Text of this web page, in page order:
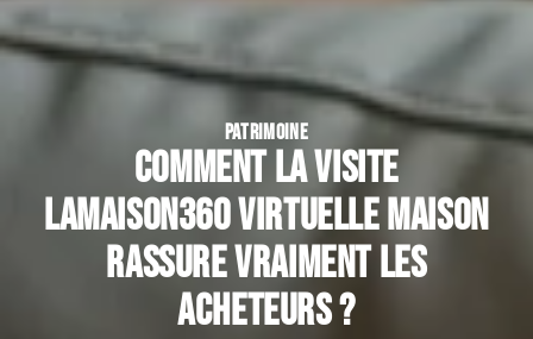
PATRIMOINE
Comment la visite
lamaison360 virtuelle maison
rassure vraiment les
acheteurs ?